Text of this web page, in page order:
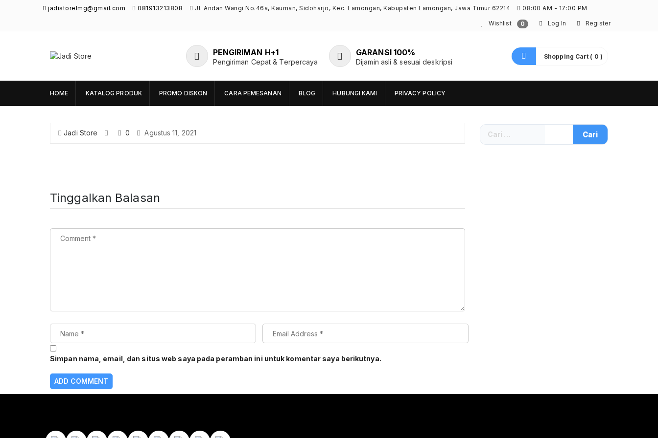
jadistorelmg@gmail.com 081913213808 Jl. Andan Wangi No.46a, Kauman, Sidoharjo, Kec. Lamongan, Kabupaten Lamongan, Jawa Timur 62214 08:00 AM - 17:00 PM
Wishlist 0 Log In Register
Unik di Lamongan
PENGIRIMAN H+1
Pengiriman Cepat & Terpercaya
GARANSI 100%
Dijamin asli & sesuai deskripsi
Shopping Cart ( 0 )
HOME KATALOG PRODUK PROMO DISKON CARA PEMESANAN BLOG HUBUNGI KAMI PRIVACY POLICY
Jadi Store 0 Agustus 11, 2021
Tinggalkan Balasan
Simpan nama, email, dan situs web saya pada peramban ini untuk komentar saya berikutnya.
Cari
untuk: